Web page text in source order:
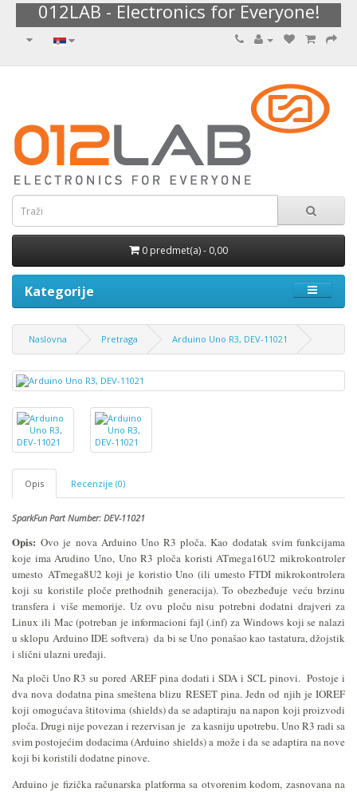
012LAB - Electronics for Everyone!
0 predmet(a) - 0,00
Kategorije
Naslovna Pretraga Arduino Uno R3, DEV-11021
Opis Recenzije (0)
SparkFun PartNumber: DEV-11021
Opis: Ovo je nova Arduino Uno R3 ploča. Kao dodatak svim funkcijama
koje ima Arudino Uno, Uno R3 ploča koristi ATmega16U2 mikrokontroler
umesto ATmega8U2 koji je koristio Uno (ili umesto FTDI mikrokontrolera
koji su koristile ploče prethodnih generacija). To obezbeđuje veću brzinu
transfera i više memorije. Uz ovu ploču nisu potrebni dodatni drajveri za
Linux ili Mac (potreban je informacioni fajl (.inf) za Windows koji se nalazi
u sklopu Arduino IDE softvera) da bi se Uno ponašao kao tastatura, džojstik
i slični ulazni uređaji.
Na ploči Uno R3 su pored AREF pina dodati i SDA i SCL pinovi. Postoje i
dva nova dodatna pina smeštena blizu RESET pina. Jedn od njih je IOREF
koji omogućava štitovima (shields) da se adaptiraju na napon koji proizvodi
ploča. Drugi nije povezan i rezervisan je za kasniju upotrebu. Uno R3 radi sa
svim postojećim dodacima (Arduino shields) a može i da se adaptira na nove
koji bi koristili dodatne pinove.
Arduino je fizička računarska platforma sa otvorenim kodom, zasnovana na